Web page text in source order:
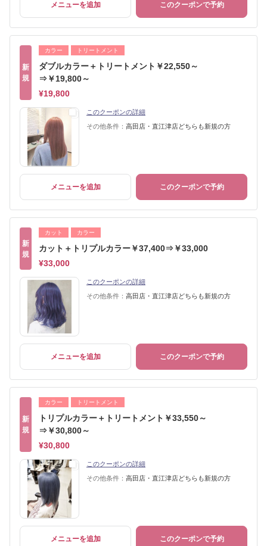
メニューを追加 このクーポンで予約
新
規
カラー トリートメント
ダブルカラー＋トリートメント￥22,550～
⇒￥19,800～
¥19,800
このクーポンの詳細
その他条件： 高田店・直江津店どちらも新規の方
メニューを追加 このクーポンで予約
新
規
カット カラー
カット＋トリプルカラー￥37,400⇒￥33,000
¥33,000
このクーポンの詳細
その他条件： 高田店・直江津店どちらも新規の方
メニューを追加 このクーポンで予約
新
規
カラー トリートメント
トリプルカラー＋トリートメント￥33,550～
⇒￥30,800～
¥30,800
このクーポンの詳細
その他条件： 高田店・直江津店どちらも新規の方
メニューを追加 このクーポンで予約